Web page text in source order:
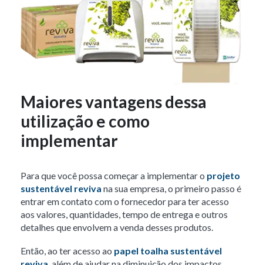
Maiores vantagens dessa
utilização e como
implementar
Para que você possa começar a implementar o projeto
sustentável reviva na sua empresa, o primeiro passo é
entrar em contato com o fornecedor para ter acesso
aos valores, quantidades, tempo de entrega e outros
detalhes que envolvem a venda desses produtos.
Então, ao ter acesso ao papel toalha sustentável